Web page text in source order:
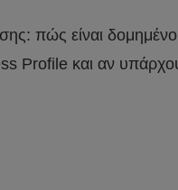
είναι δομημένο
Profile και αν